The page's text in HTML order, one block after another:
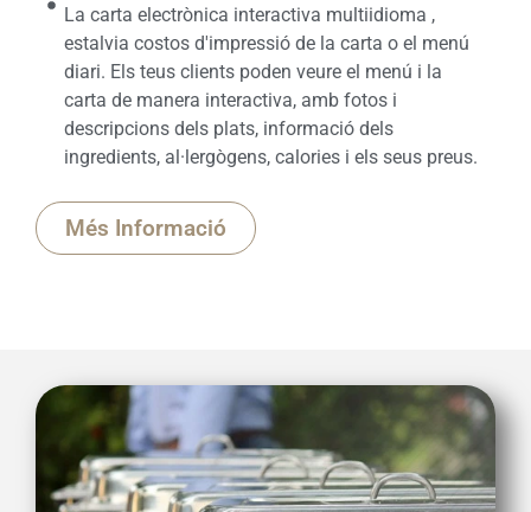
La carta electrònica interactiva multiidioma ,
estalvia costos d'impressió de la carta o el menú
diari. Els teus clients poden veure el menú i la
carta de manera interactiva, amb fotos i
descripcions dels plats, informació dels
ingredients, al·lergògens, calories i els seus preus.
Més Informació